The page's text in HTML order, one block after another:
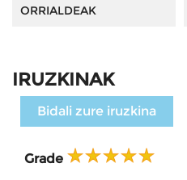
ORRIALDEAK
IRUZKINAK
Bidali zure iruzkina
Grade